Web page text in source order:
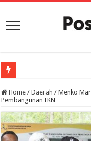
Home / Daerah / Menko
Pembangunan IKN